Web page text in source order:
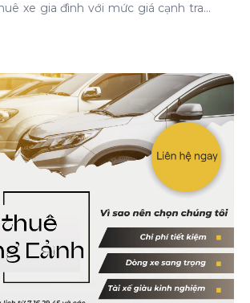
xe gia đình với mức giá cạnh tranh